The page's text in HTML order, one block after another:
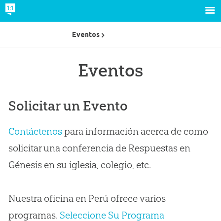
Eventos
Solicitar un Evento
Contáctenospara información acerca de como
solicitar una conferencia de Respuestas en
Génesis en su iglesia, colegio, etc.
Nuestra oficina en Perú ofrece varios
programas. Seleccione Su Programa
Eventos